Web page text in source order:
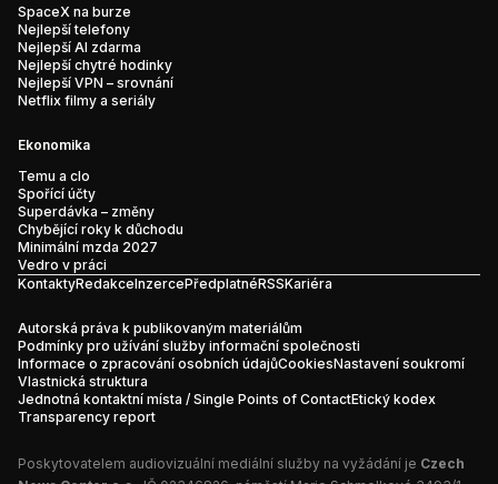
SpaceX na burze
Nejlepší telefony
Nejlepší AI zdarma
Nejlepší chytré hodinky
Nejlepší VPN – srovnání
Netflix filmy a seriály
Ekonomika
Temu a clo
Spořící účty
Superdávka – změny
Chybějící roky k důchodu
Minimální mzda 2027
Vedro v práci
KontaktyRedakceInzercePředplatnéRSSKariéra
Autorská práva k publikovaným materiálům
Podmínky pro užívání služby informační společnosti
Informace o zpracování osobních údajůCookiesNastavení soukromí
Vlastnická struktura
Jednotná kontaktní místa / Single Points of ContactEtický kodex
Transparency report
Poskytovatelem audiovizuální mediální služby na vyžádání je Czech